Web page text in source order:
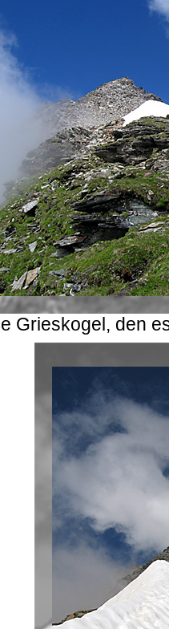
Grieskogel, den